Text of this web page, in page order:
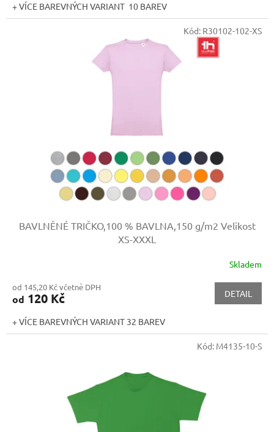
+ VÍCE BAREVNÝCH VARIANT 10 BAREV
BAVLNĚNÉ TRIČKO,100 % BAVLNA,150 g/m2 Velikost
XS-XXXL
Skladem
od 145,20 Kč včetně DPH
od 120 Kč DETAIL
+ VÍCE BAREVNÝCH VARIANT 32 BAREV
Kód: R30102-102-XS
Kód: M4135-10-S